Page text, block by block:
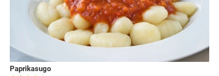
Paprikasugo